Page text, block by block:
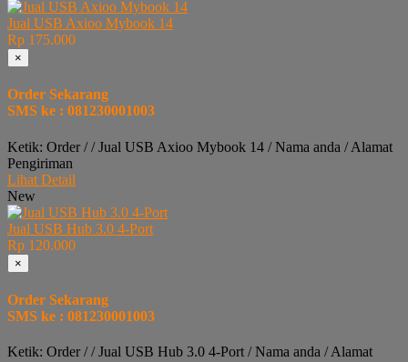
Jual USB Axioo Mybook 14
Rp 175.000
×
Order Sekarang
SMS ke : 081230001003
Ketik: Order / / Jual USB Axioo Mybook 14 / Nama anda / Alamat
Pengiriman
Lihat Detail
New
Jual USB Hub 3.0 4-Port
Rp 120.000
×
Order Sekarang
SMS ke : 081230001003
Ketik: Order / / Jual USB Hub 3.0 4-Port / Nama anda / Alamat